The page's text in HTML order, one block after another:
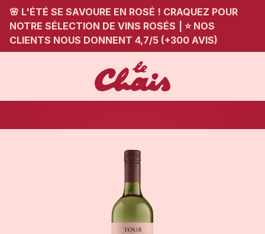
🌸 L'ÉTÉ SE SAVOURE EN ROSÉ ! CRAQUEZ POUR
NOTRE SÉLECTION DE VINS ROSÉS
⭐ NOS
CLIENTS NOUS DONNENT 4,7/5 (+300 AVIS)